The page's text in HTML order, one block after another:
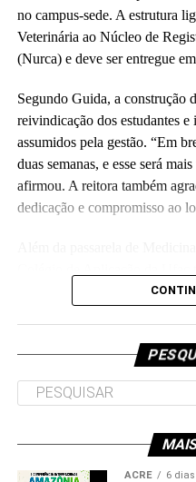
responsável pela obra.
(Fhagner Soares, estagiário
Leia Mais: UFAC
no campus-sede. A estrutura
Veterinária ao Núcleo de
(Nurca) e deve ser entregue
Segundo Guida, a construção
reivindicação dos estudantes e
assumidos pela gestão. “Em
duas semanas, e esse será
afirmou. A reitora também
dedicação e compromisso ao
e deve ser entregue em breve.
ACRE 6